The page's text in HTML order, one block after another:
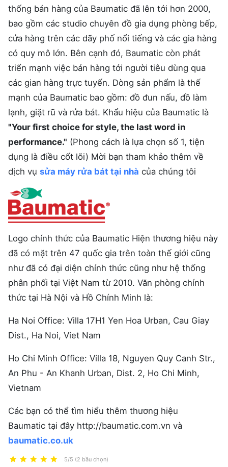
thống bán hàng của Baumatic đã lên tới hơn 2000,
bao gồm các studio chuyên đồ gia dụng phòng bếp,
cửa hàng trên các dãy phố nổi tiếng và các gia hàng
có quy mô lớn. Bên cạnh đó, Baumatic còn phát
triển mạnh việc bán hàng tới người tiêu dùng qua
các gian hàng trực tuyến. Dòng sản phẩm là thế
mạnh của Baumatic bao gồm: đồ đun nấu, đồ làm
lạnh, giặt rũ và rửa bát. Khẩu hiệu của Baumatic là
"Your first choice for style, the last word in
performance." (Phong cách là lựa chọn số 1, tiện
dụng là điều cốt lõi) Mời bạn tham khảo thêm về
dịch vụ sửa máy rửa bát tại nhà của chúng tôi
Logo chính thức của Baumatic Hiện thương hiệu này
đã có mặt trên 47 quốc gia trên toàn thế giới cũng
như đã có đại diện chính thức cũng như hệ thống
phân phối tại Việt Nam từ 2010. Văn phòng chính
thức tại Hà Nội và Hồ Chính Minh là:
Ha Noi Office: Villa 17H1 Yen Hoa Urban, Cau Giay
Dist., Ha Noi, Viet Nam
Ho Chi Minh Office: Villa 18, Nguyen Quy Canh Str.,
An Phu - An Khanh Urban, Dist. 2, Ho Chi Minh,
Vietnam
Các bạn có thể tìm hiểu thêm thương hiệu
Baumatic tại đây http://baumatic.com.vn và
baumatic.co.uk
5/5 (2 bầu chọn)